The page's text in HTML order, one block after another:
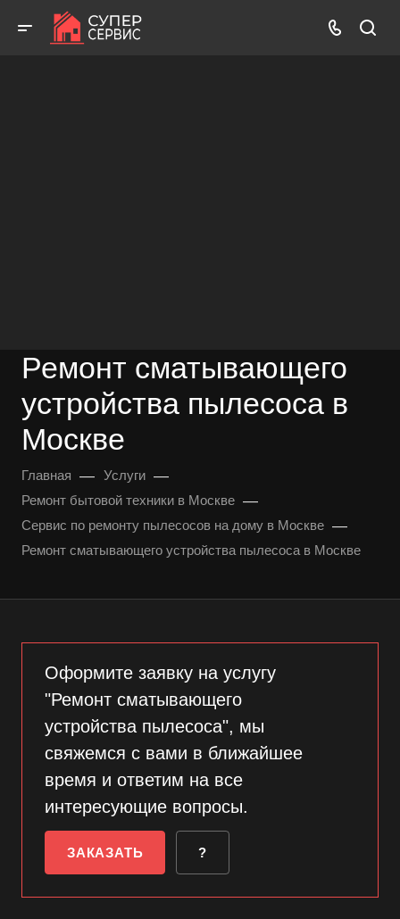
Ремонт сматывающего
устройства пылесоса в
Москве
Главная — Услуги —
Ремонт бытовой техники в Москве —
Сервис по ремонту пылесосов на дому в Москве —
Ремонт сматывающего устройства пылесоса в Москве
Оформите заявку на услугу
"Ремонт сматывающего
устройства пылесоса", мы
свяжемся с вами в ближайшее
время и ответим на все
интересующие вопросы.
ЗАКАЗАТЬ ?